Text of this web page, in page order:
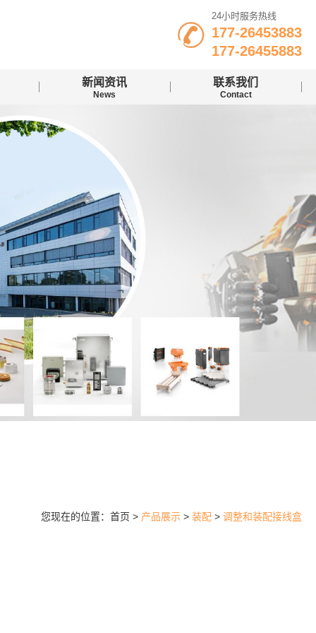
24小时服务热线
177-26453883
177-26455883
新闻资讯
News
联系我们
Contact
您现在的位置：首页 > 产品展示> 装配 > 调整和装配接线盒